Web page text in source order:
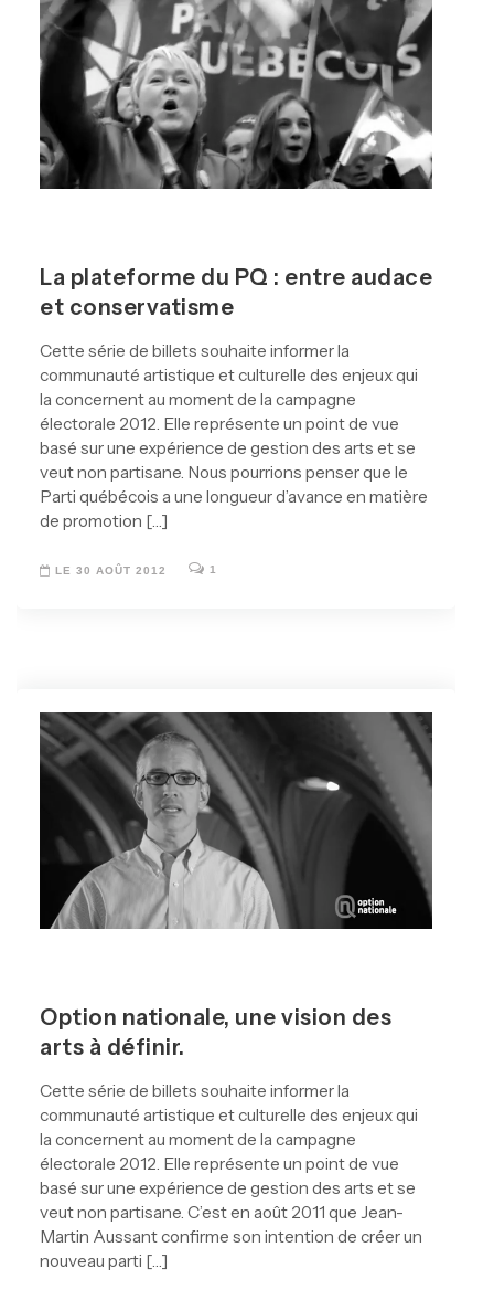
La plateforme du PQ : entre audace
et conservatisme
Cette série de billets souhaite informer la
communauté artistique et culturelle des enjeux qui
la concernent au moment de la campagne
électorale 2012. Elle représente un point de vue
basé sur une expérience de gestion des arts et se
veut non partisane. Nous pourrions penser que le
Parti québécois a une longueur d’avance en matière
de promotion […]
LE 30 AOÛT 2012 1
Option nationale, une vision des
arts à définir.
Cette série de billets souhaite informer la
communauté artistique et culturelle des enjeux qui
la concernent au moment de la campagne
électorale 2012. Elle représente un point de vue
basé sur une expérience de gestion des arts et se
veut non partisane. C’est en août 2011 que Jean-
Martin Aussant confirme son intention de créer un
nouveau parti […]